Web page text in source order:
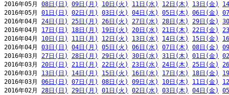
2016年05月 08日(日) 09日(月) 10日(火) 11日(水) 12日(木) 13日(金)
2016年05月 01日(日) 02日(月) 03日(火) 04日(水) 05日(木) 06日(金)
2016年04月 24日(日) 25日(月) 26日(火) 27日(水) 28日(木) 29日(金)
2016年04月 17日(日) 18日(月) 19日(火) 20日(水) 21日(木) 22日(金)
2016年04月 10日(日) 11日(月) 12日(火) 13日(水) 14日(木) 15日(金)
2016年04月 03日(日) 04日(月) 05日(火) 06日(水) 07日(木) 08日(金)
2016年03月 27日(日) 28日(月) 29日(火) 30日(水) 31日(木) 01日(金)
2016年03月 20日(日) 21日(月) 22日(火) 23日(水) 24日(木) 25日(金)
2016年03月 13日(日) 14日(月) 15日(火) 16日(水) 17日(木) 18日(金)
2016年03月 06日(日) 07日(月) 08日(火) 09日(水) 10日(木) 11日(金)
2016年02月 28日(日) 29日(月) 01日(火) 02日(水) 03日(木) 04日(金)